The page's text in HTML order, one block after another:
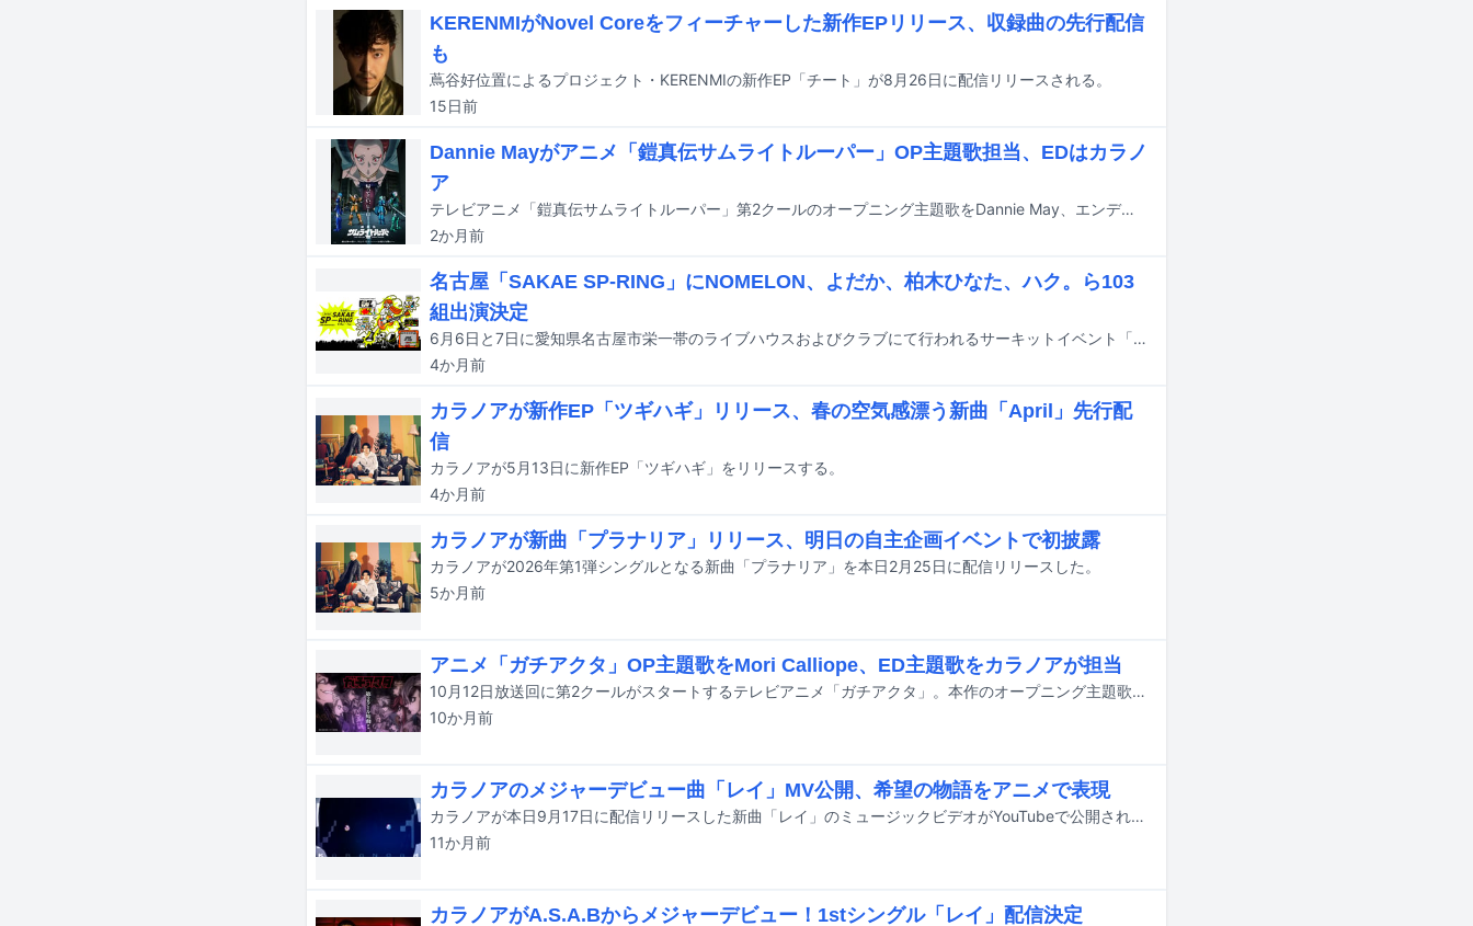
KERENMIがNovel Coreをフィーチャーした新作EPリリース、収録曲の先行配信
も
蔦谷好位置によるプロジェクト・KERENMIの新作EP「チート」が8月26日に配信リリースされる。
15日前
Dannie Mayがアニメ「鎧真伝サムライトルーパー」OP主題歌担当、EDはカラノ
ア
テレビアニメ「鎧真伝サムライトルーパー」第2クールのオープニング主題歌をDannie May、エンディング主題歌をカラノアが担当する。
2か月前
名古屋「SAKAE SP-RING」にNOMELON、よだか、柏木ひなた、ハク。ら103
組出演決定
6月6日と7日に愛知県名古屋市栄一帯のライブハウスおよびクラブにて行われるサーキットイベント「SAKAE SP-RING 2026」の出演アーティスト第1弾が発表された。
4か月前
カラノアが新作EP「ツギハギ」リリース、春の空気感漂う新曲「April」先行配
信
カラノアが5月13日に新作EP「ツギハギ」をリリースする。
4か月前
カラノアが新曲「プラナリア」リリース、明日の自主企画イベントで初披露
カラノアが2026年第1弾シングルとなる新曲「プラナリア」を本日2月25日に配信リリースした。
5か月前
アニメ「ガチアクタ」OP主題歌をMori Calliope、ED主題歌をカラノアが担当
10月12日放送回に第2クールがスタートするテレビアニメ「ガチアクタ」。本作のオープニング主題歌がMori Calliopeの「LET'S JUST CRACH」、エンディング主題歌がカラノアの「番」に決定した。
10か月前
カラノアのメジャーデビュー曲「レイ」MV公開、希望の物語をアニメで表現
カラノアが本日9月17日に配信リリースした新曲「レイ」のミュージックビデオがYouTubeで公開された。
11か月前
カラノアがA.S.A.Bからメジャーデビュー！1stシングル「レイ」配信決定